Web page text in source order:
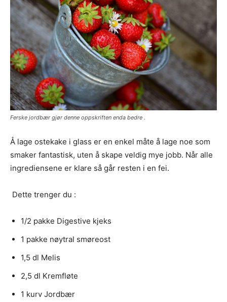
Ferske jordbær gjør denne oppskriften enda bedre .
Å lage ostekake i glass er en enkel måte å lage noe som
smaker fantastisk, uten å skape veldig mye jobb. Når alle
ingrediensene er klare så går resten i en fei.
Dette trenger du :
1/2 pakke Digestive kjeks
1 pakke nøytral smøreost
1,5 dl Melis
2,5 dl Kremfløte
1 kurv Jordbær